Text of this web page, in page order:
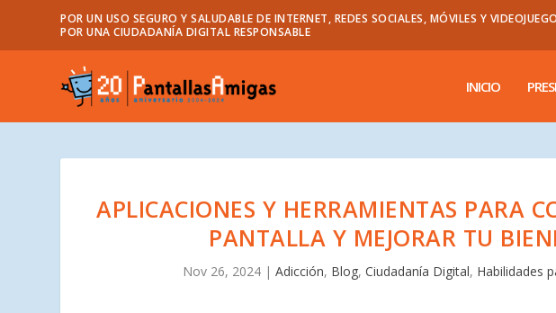
POR UN USO SEGURO Y SALUDABLE DE INTERNET, REDES SOCIALES, MÓVILES Y
POR UNA CIUDADANÍA DIGITAL RESPONSABLE
INICIO
APLICACIONES Y HERRAMIENTAS PARA
PANTALLA Y MEJORAR TU
Nov 26, 2024 |Adicción, Blog,Ciudadanía Digital, Habilidades